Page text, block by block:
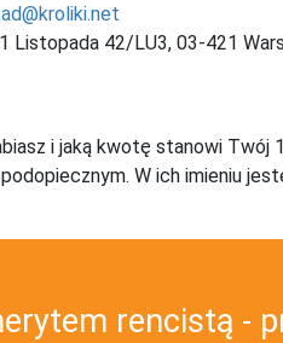
Listopada 42/LU3, 03-421
i jaką kwotę stanowi Twój
W ich imieniu
rencistą -